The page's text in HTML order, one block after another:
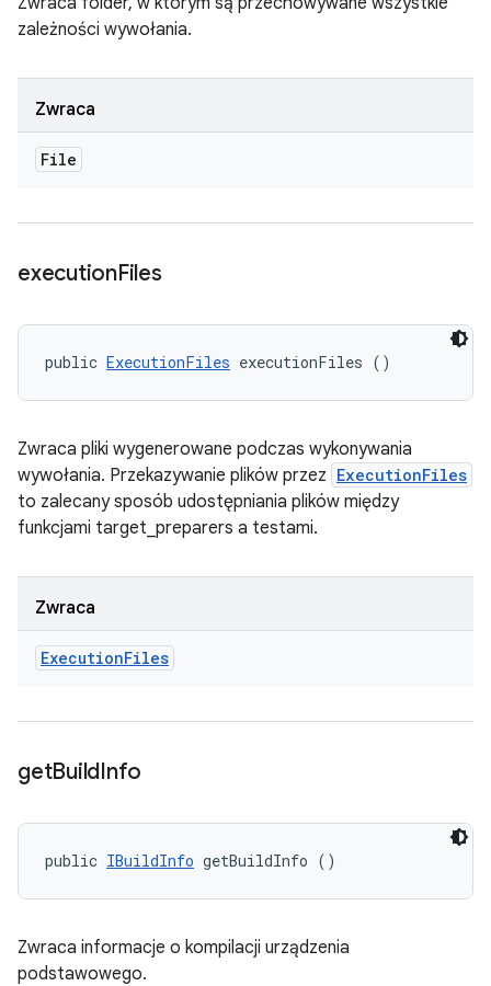
zależności wywołania.
Zwraca
File
executionFiles
public ExecutionFiles executionFiles ()
Zwraca pliki wygenerowane podczas wykonywania
wywołania. Przekazywanie plików przez ExecutionFiles
to zalecany sposób udostępniania plików między
funkcjami target_preparers a testami.
Zwraca
ExecutionFiles
getBuildInfo
public IBuildInfo getBuildInfo ()
Zwraca informacje o kompilacji urządzenia
podstawowego.